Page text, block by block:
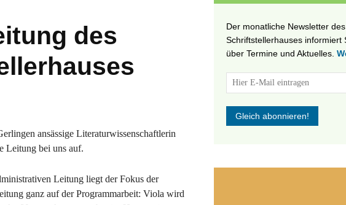
des
ansässige Literaturwissenschaftlerin
Leitung bei uns auf.
Leitung liegt der Fokus der
ganz auf der Programmarbeit: Viola wird
Der monatliche Newsletter
Schriftstellerhauses informiert
über Termine und Aktuelles.